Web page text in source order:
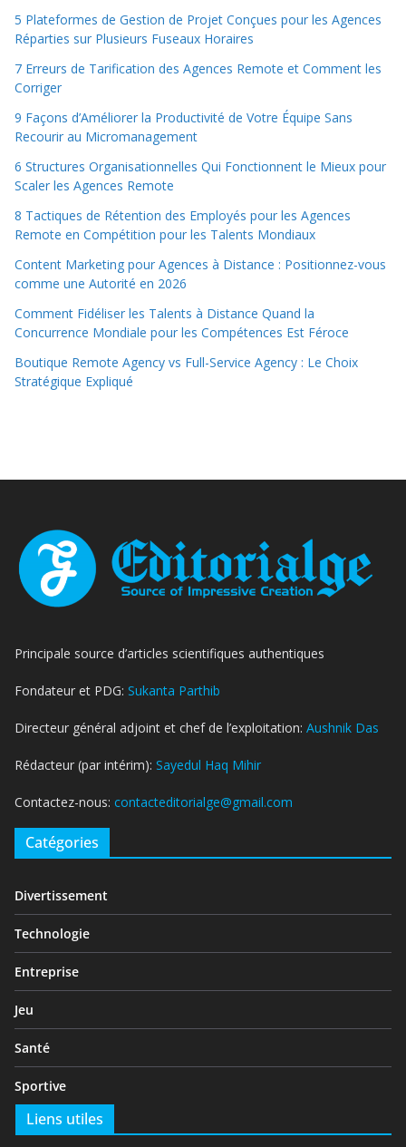
5 Plateformes de Gestion de Projet Conçues pour les Agences
Réparties sur Plusieurs Fuseaux Horaires
7 Erreurs de Tarification des Agences Remote et Comment les
Corriger
9 Façons d’Améliorer la Productivité de Votre Équipe Sans
Recourir au Micromanagement
6 Structures Organisationnelles Qui Fonctionnent le Mieux pour
Scaler les Agences Remote
8 Tactiques de Rétention des Employés pour les Agences
Remote en Compétition pour les Talents Mondiaux
Content Marketing pour Agences à Distance : Positionnez-vous
comme une Autorité en 2026
Comment Fidéliser les Talents à Distance Quand la
Concurrence Mondiale pour les Compétences Est Féroce
Boutique Remote Agency vs Full-Service Agency : Le Choix
Stratégique Expliqué
Principale source d’articles scientifiques authentiques
Fondateur et PDG: Sukanta Parthib
Directeur général adjoint et chef de l’exploitation: Aushnik Das
Rédacteur (par intérim): Sayedul Haq Mihir
Contactez-nous: contacteditorialge@gmail.com
Catégories
Divertissement
Technologie
Entreprise
Jeu
Santé
Sportive
Liens utiles